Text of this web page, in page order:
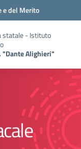
e del Merito
statale - Istituto
"Dante Alighieri"